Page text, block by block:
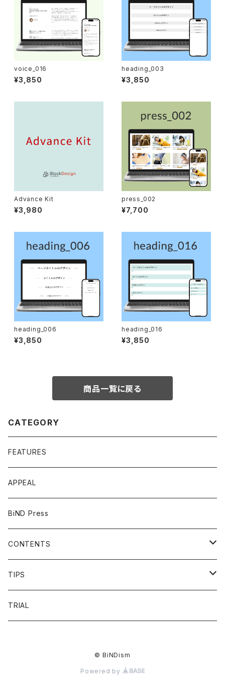
voice_016
¥3,850
heading_003
¥3,850
Advance Kit
¥3,980
press_002
¥7,700
heading_006
¥3,850
heading_016
¥3,850
商品一覧に戻る
CATEGORY
FEATURES
APPEAL
BiND Press
CONTENTS
OVERVIEW
FAQ
TIPS
HEADING
TRIAL
© BiNDism
Powered by